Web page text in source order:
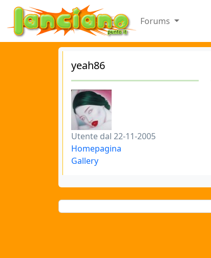
Forums
yeah86
Utente dal 22-11-2005
Homepagina
Gallery